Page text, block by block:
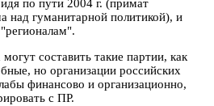
по пути 2004 г. (примат
над гуманитарной политикой), и
составить такие партии, как
но организации российских
финансово и организационно,
с ПР.